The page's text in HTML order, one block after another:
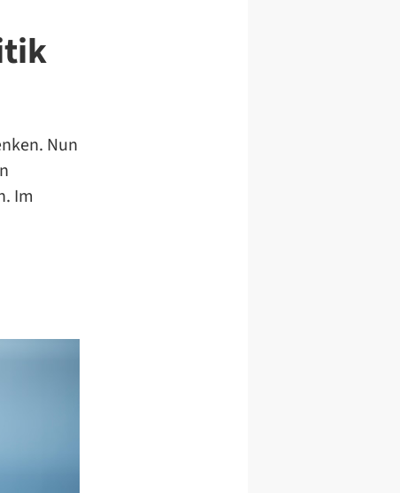
Nun
Im